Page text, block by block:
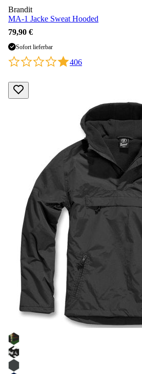
Brandit
MA-1 Jacke Sweat Hooded
79,90 €
Sofort lieferbar
406